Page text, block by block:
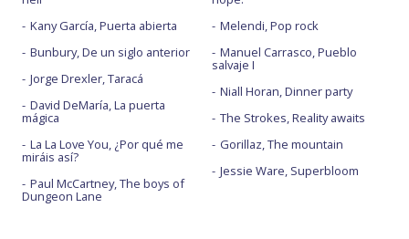
Kany García, Puerta abierta
Bunbury, De un siglo anterior
Jorge Drexler, Taracá
David DeMaría, La puerta
mágica
La La Love You, ¿Por qué me
miráis así?
Paul McCartney, The boys of
Dungeon Lane
Melendi, Pop rock
Manuel Carrasco, Pueblo
salvaje I
Niall Horan, Dinner party
The Strokes, Reality awaits
Gorillaz, The mountain
Jessie Ware, Superbloom